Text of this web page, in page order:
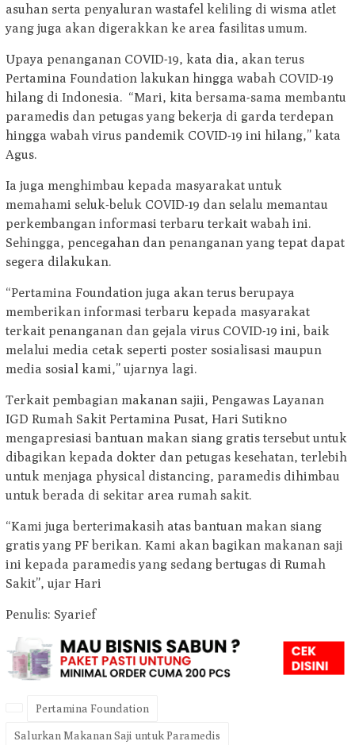
asuhan serta penyaluran wastafel keliling di wisma atlet
yang juga akan digerakkan ke area fasilitas umum.
Upaya penanganan COVID-19, kata dia, akan terus
Pertamina Foundation lakukan hingga wabah COVID-19
hilang di Indonesia. “Mari, kita bersama-sama membantu
paramedis dan petugas yang bekerja di garda terdepan
hingga wabah virus pandemik COVID-19 ini hilang,” kata
Agus.
Ia juga menghimbau kepada masyarakat untuk
memahami seluk-beluk COVID-19 dan selalu memantau
perkembangan informasi terbaru terkait wabah ini.
Sehingga, pencegahan dan penanganan yang tepat dapat
segera dilakukan.
“Pertamina Foundation juga akan terus berupaya
memberikan informasi terbaru kepada masyarakat
terkait penanganan dan gejala virus COVID-19 ini, baik
melalui media cetak seperti poster sosialisasi maupun
media sosial kami,” ujarnya lagi.
Terkait pembagian makanan sajii, Pengawas Layanan
IGD Rumah Sakit Pertamina Pusat, Hari Sutikno
mengapresiasi bantuan makan siang gratis tersebut untuk
dibagikan kepada dokter dan petugas kesehatan, terlebih
untuk menjaga physical distancing, paramedis dihimbau
untuk berada di sekitar area rumah sakit.
“Kami juga berterimakasih atas bantuan makan siang
gratis yang PF berikan. Kami akan bagikan makanan saji
ini kepada paramedis yang sedang bertugas di Rumah
Sakit”, ujar Hari
Penulis: Syarief
Pertamina Foundation
Salurkan Makanan Saji untuk Paramedis